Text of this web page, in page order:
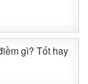
gì? Tốt hay